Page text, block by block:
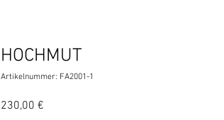
HOCHMUT
Artikelnummer: FA2001-1
230,00 €